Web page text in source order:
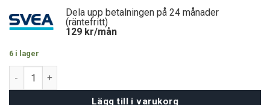
was:
2400 kr.
is:
1200 kr.
Dela upp betalningen på 24 månader
(räntefritt)
129 kr/mån
6 i lager
Elektrisk kokkärl mängd
Lägg till i varukorg